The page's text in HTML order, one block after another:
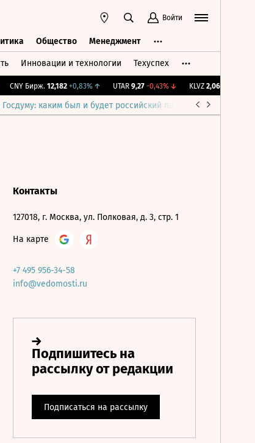
Войти
Общество Менеджмент
Инновации и технологии Техуспех
CNY Бирж. 12,182 +0,83%↑ UTAR 9,27 -0,43%↓ KLVZ 2,064
каким был и будет российский парламент
Контакты
127018, г. Москва, ул. Полковая, д. 3, стр. 1
На карте
+7 495 956-34-58
info@vedomosti.ru